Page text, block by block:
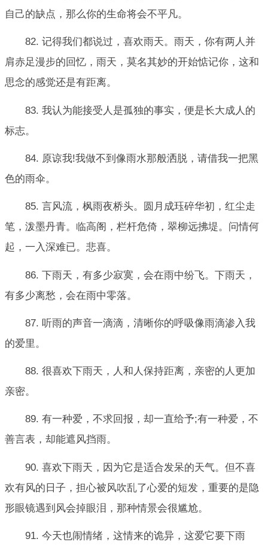
自己的缺点，那么你的生命将会不平凡。
82. 记得我们都说过，喜欢雨天。雨天，你有两人并
肩赤足漫步的回忆，雨天，莫名其妙的开始惦记你，这和
思念的感觉还是有距离。
83. 我认为能接受人是孤独的事实，便是长大成人的
标志。
84. 原谅我!我做不到像雨水那般洒脱，请借我一把黑
色的雨伞。
85. 言风流，枫雨夜桥头。圆月成珏碎华初，红尘走
笔，泼墨丹青。临高阁，栏杆危倚，翠柳远拂堤。问情何
起，一入深难已。悲喜。
86. 下雨天，有多少寂寞，会在雨中纷飞。下雨天，
有多少离愁，会在雨中零落。
87. 听雨的声音一滴滴，清晰你的呼吸像雨滴渗入我
的爱里。
88. 很喜欢下雨天，人和人保持距离，亲密的人更加
亲密。
89. 有一种爱，不求回报，却一直给予;有一种爱，不
善言表，却能遮风挡雨。
90. 喜欢下雨天，因为它是适合发呆的天气。但不喜
欢有风的日子，担心被风吹乱了心爱的短发，重要的是隐
形眼镜遇到风会掉眼泪，那种情景会很尴尬。
91. 今天也闹情绪，这情来的诡异，这爱它要下雨